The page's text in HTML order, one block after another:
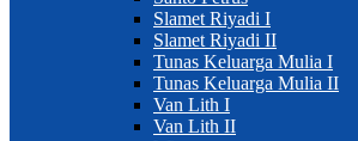
Slamet Riyadi I
Slamet Riyadi II
Tunas Keluarga Mulia I
Tunas Keluarga Mulia II
Van Lith I
Van Lith II